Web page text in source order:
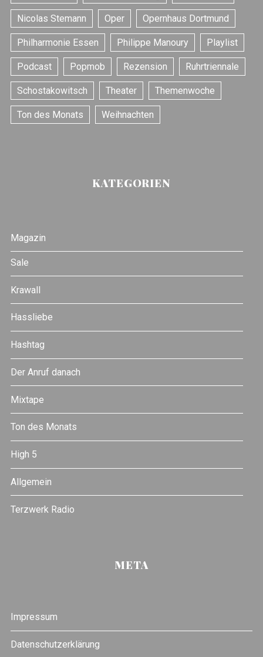
Nicolas Stemann Oper Opernhaus Dortmund
Philharmonie Essen Philippe Manoury Playlist
Podcast Popmob Rezension Ruhrtriennale
Schostakowitsch Theater Themenwoche
Ton des Monats Weihnachten
KATEGORIEN
Magazin
Sale
Krawall
Hassliebe
Hashtag
Der Anruf danach
Mixtape
Ton des Monats
High 5
Allgemein
Terzwerk Radio
META
Impressum
Datenschutzerklärung